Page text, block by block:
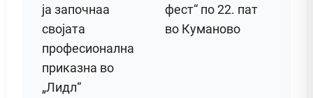
ја започнаа
својата
професионална
приказна во
„Лидл“
фест“ по 22. пат
во Куманово